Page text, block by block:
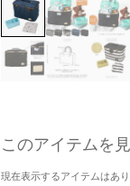
このアイテムを
現在表示するアイテムはあり